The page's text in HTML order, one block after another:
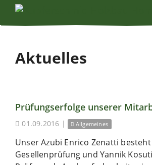
Aktuelles
Prüfungserfolge unserer
01.09.2016 | Allgemeines
Unser Azubi Enrico Zenatti
Gesellenprüfung und Yannik